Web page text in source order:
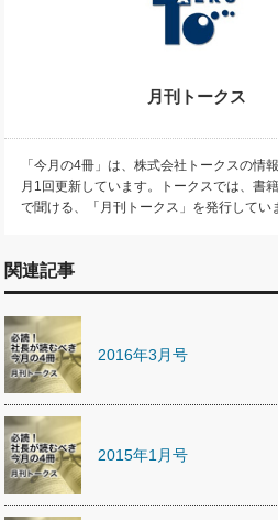
月刊トークス
「今月の4冊」は、株式会社トークスの情
月1回更新しています。トークスでは、書
で聞ける、「月刊トークス」を発行して
関連記事
2016年3月号
2015年1月号